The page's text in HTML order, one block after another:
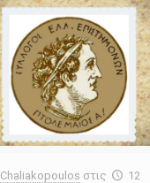
στις
12